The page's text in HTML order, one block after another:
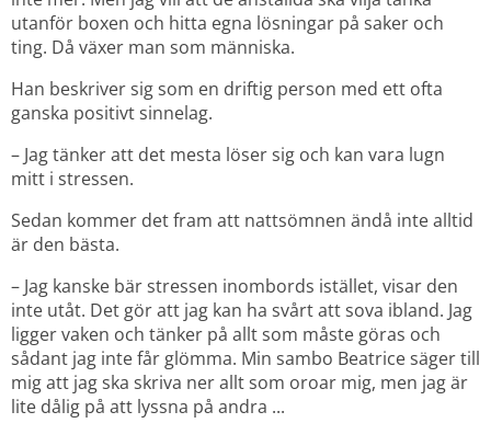
utanför boxen och hitta egna lösningar på saker och
ting. Då växer man som människa.
Han beskriver sig som en driftig person med ett ofta
ganska positivt sinnelag.
– Jag tänker att det mesta löser sig och kan vara lugn
mitt i stressen.
Sedan kommer det fram att nattsömnen ändå inte alltid
är den bästa.
– Jag kanske bär stressen inombords istället, visar den
inte utåt. Det gör att jag kan ha svårt att sova ibland. Jag
ligger vaken och tänker på allt som måste göras och
sådant jag inte får glömma. Min sambo Beatrice säger till
mig att jag ska skriva ner allt som oroar mig, men jag är
lite dålig på att lyssna på andra ...